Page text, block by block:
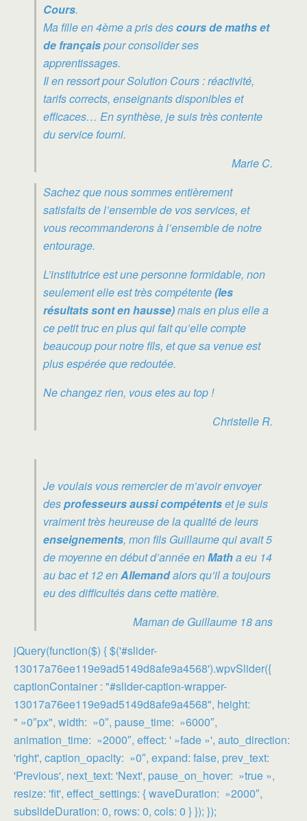
Cours.
Ma fille en 4ème a pris descours de maths et
de françaispour consolider ses
apprentissages.
Il en ressort pour Solution Cours : réactivité,
tarifs corrects, enseignants disponibles et
efficaces… En synthèse, je suis très contente
du service fourni.
Marie C.
Sachez que nous sommes entièrement
satisfaits de l’ensemble de vos services, et
vous recommanderons à l’ensemble de notre
entourage.
L’institutrice est une personne formidable, non
seulement elle est très compétente(les
résultats sont en hausse)mais en plus elle a
ce petit truc en plus qui fait qu’elle compte
beaucoup pour notre fils, et que sa venue est
plus espérée que redoutée.
Ne changez rien, vous etes au top !
Christelle R.
Je voulais vous remercier de m’avoir envoyer
desprofesseurs aussi compétentset je suis
vraiment très heureuse de la qualité de leurs
enseignements, mon fils Guillaume qui avait 5
de moyenne en début d’année enMatha eu 14
au bac et 12 enAllemandalors qu’il a toujours
eu des difficultés dans cette matière.
Maman de Guillaume 18 ans
jQuery(function($) { $('#slider-
13017a76ee119e9ad5149d8afe9a4568').wpvSlider({
captionContainer : "#slider-caption-wrapper-
13017a76ee119e9ad5149d8afe9a4568", height:
" »0″px", width: »0″, pause_time: »6000″,
animation_time: »2000″, effect: ' »fade »', auto_direction:
'right', caption_opacity: »0″, expand: false, prev_text:
'Previous', next_text: 'Next', pause_on_hover: »true »,
resize: 'fit', effect_settings: { waveDuration: »2000″,
subslideDuration: 0, rows: 0, cols: 0 } }); });